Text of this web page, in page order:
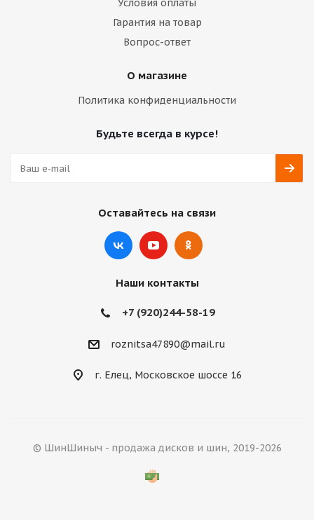
Условия оплаты
Гарантия на товар
Вопрос-ответ
О магазине
Политика конфиденциальности
Будьте всегда в курсе!
Оставайтесь на связи
Наши контакты
+7 (920)244-58-19
roznitsa47890@mail.ru
г. Елец, Московское шоссе 16
© ШинШиныч - продажа дисков и шин, 2019-2026